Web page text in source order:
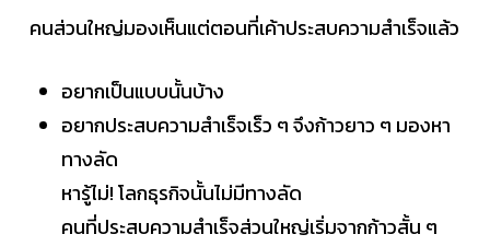
คนส่วนใหญ่มองเห็นแต่ตอนที่เค้าประสบความสำเร็จแล้ว
อยากเป็นแบบนั้นบ้าง
อยากประสบความสำเร็จเร็ว ๆ จึงก้าวยาว ๆ มองหา
ทางลัด
หารู้ไม่! โลกธุรกิจนั้นไม่มีทางลัด
คนที่ประสบความสำเร็จส่วนใหญ่เริ่มจากก้าวสั้น ๆ